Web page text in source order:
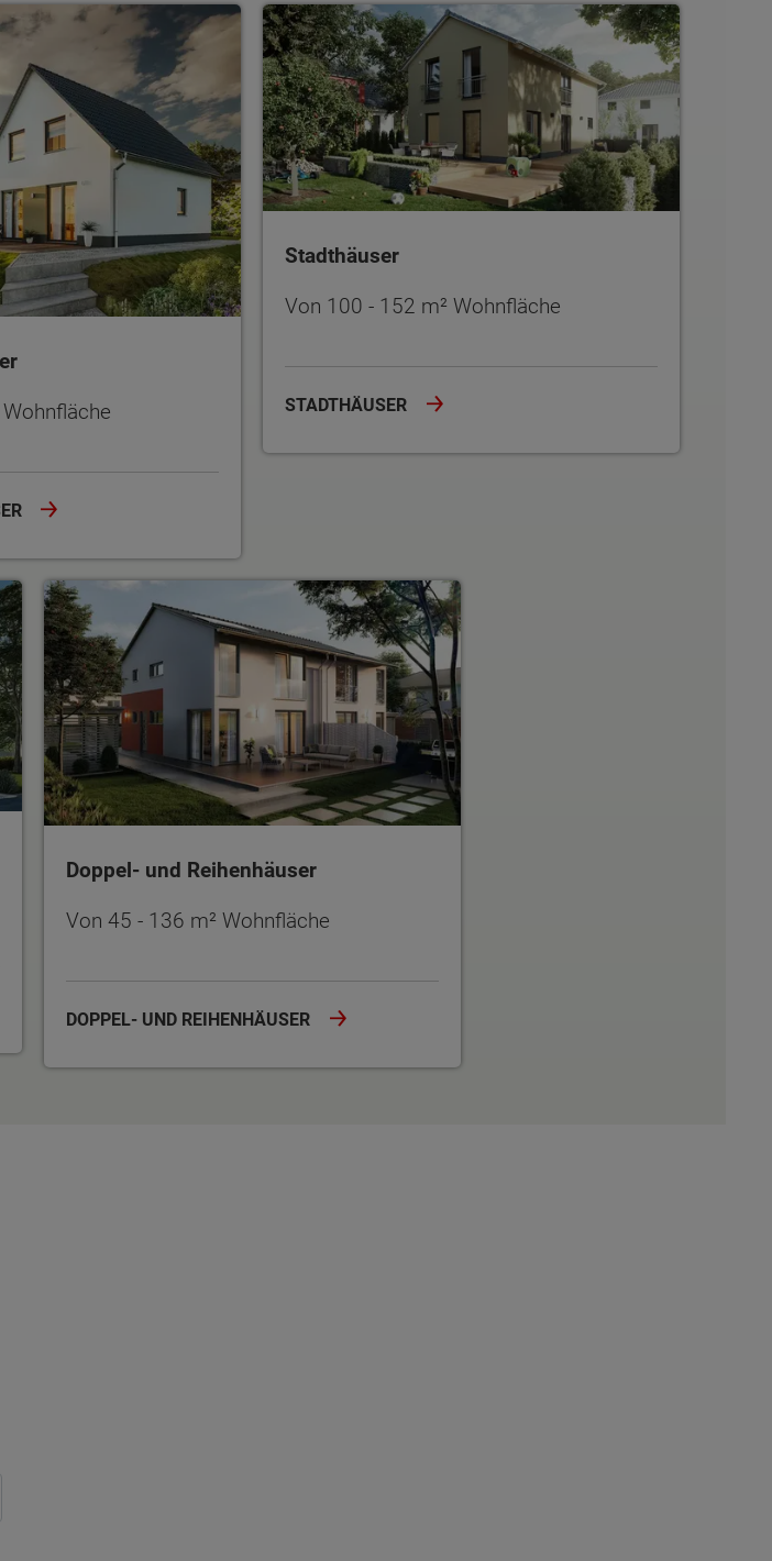
Stadthäuser
Stadthäuser
Von 100 - 152 m² Wohnfläche
STADTHÄUSER
Doppel- und Reihenhäuser
Doppel- und Reihenhäuser
Von 45 - 136 m² Wohnfläche
DOPPEL- UND REIHENHÄUSER